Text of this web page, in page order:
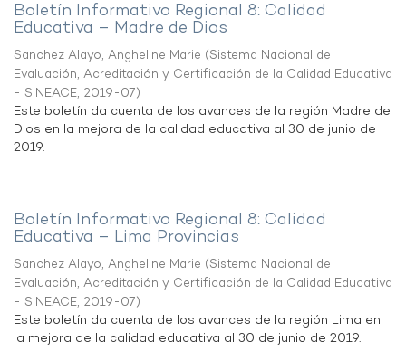
Boletín Informativo Regional 8: Calidad
Educativa – Madre de Dios
Sanchez Alayo, Angheline Marie (Sistema Nacional de
Evaluación, Acreditación y Certificación de la Calidad Educativa
- SINEACE, 2019-07)
Este boletín da cuenta de los avances de la región Madre de
Dios en la mejora de la calidad educativa al 30 de junio de
2019.
Boletín Informativo Regional 8: Calidad
Educativa – Lima Provincias
Sanchez Alayo, Angheline Marie (Sistema Nacional de
Evaluación, Acreditación y Certificación de la Calidad Educativa
- SINEACE, 2019-07)
Este boletín da cuenta de los avances de la región Lima en
la mejora de la calidad educativa al 30 de junio de 2019.